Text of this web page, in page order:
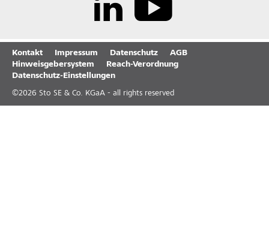
Kontakt Impressum Datenschutz
AGB
Hinweisgebersystem
Reach-Verordnung
Datenschutz-Einstellungen
©2026 Sto SE & Co. KGaA - all rights reserved